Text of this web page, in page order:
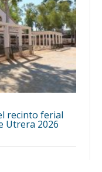
recinto ferial
Utrera 2026